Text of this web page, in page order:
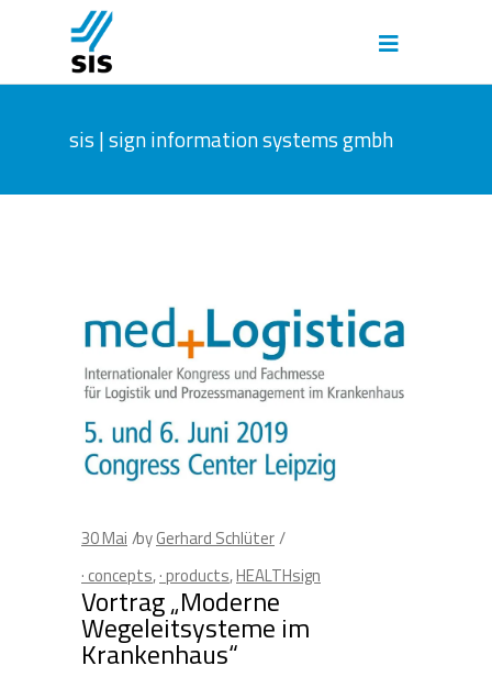
sis | sign information systems gmbh
30Mai byGerhard Schlüter
· concepts,· products,HEALTHsign
Vortrag „Moderne
Wegeleitsysteme im
Krankenhaus“